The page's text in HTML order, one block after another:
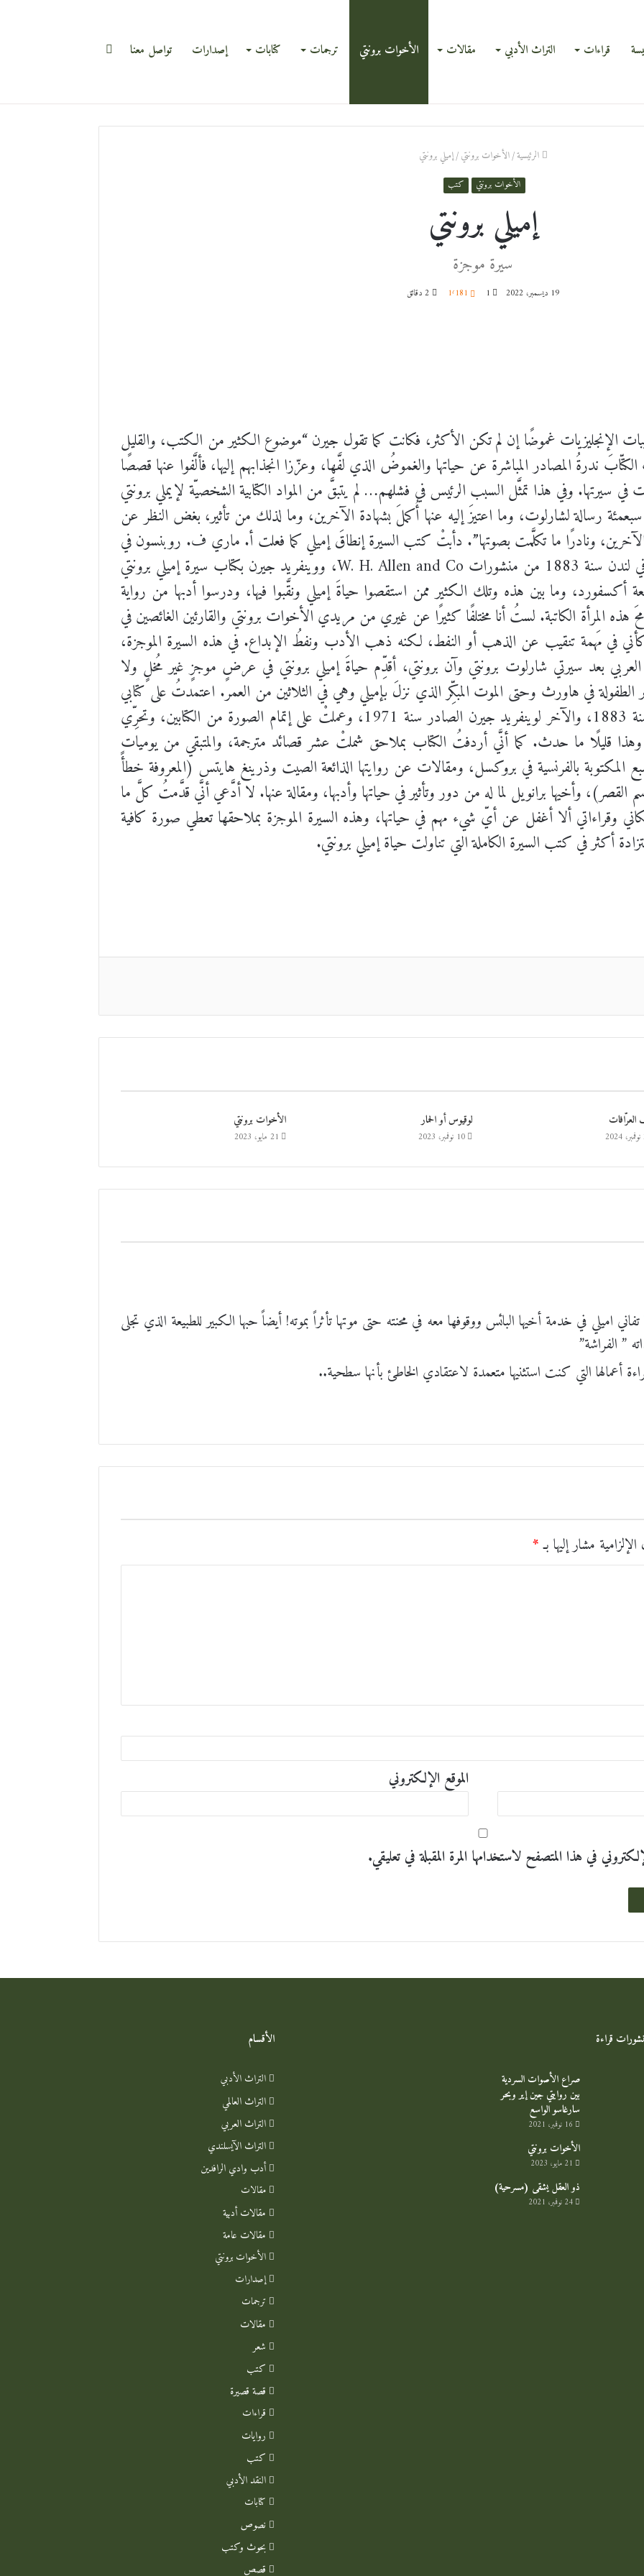
قراءات التراث الأدبي مقالات الأخوات برونتي ترجمات كتابات إصدارات تواصل معنا
الرئيسية/الأخوات برونتي/إميلي برونتي
الأخوات برونتي كتب
إميلي برونتي
سيرة موجزة
19 ديسمبر، 2022 1 1٬181
الإنجليزيات غموضًا إن لم تكن الأكثر، فكانت كما تقول جيرن “موضوع الكثير من الكتب، والقليل
ندرةُ المصادر المباشرة عن حياتها والغموضُ الذي لفَّها، وعزّزا انجذابهم إليها، فألَّفوا عنها قصصًا
في سيرتها. وفي هذا تمثَّل السبب الرئيس في فشلهم… لم يتبقَّ من المواد الكتابية الشخصيّة لإيملي برونتي
رسالة لشارلوت، وما اعتيزَ إليه عنها أُكملَ بشهادة الآخرين، وما لذلك من تأثير، بغض النظر عن
ونادرًا ما تكلَّمت بصوتها”. دأبتْ كتب السيرة إنطاقَ إميلي كما فعلت أ. ماري ف. روبنسون في
أول سيرة ذاتية تتبع حياة إميلي نشرت في لندن سنة 1883 من منشورات W. H. Allen and Co، ووينفريد جيرن بكتاب سيرة إميلي برونتي
جامعة أكسفورد، وما بين هذه وتلك الكثير ممن استقصوا حياةَ إميلي ونقَّبوا فيها، ودرسوا أدبها من رواية
المرأة الكاتبة. لستُ أنا مختلفًا كثيرًا عن غيري من مريدي الأخوات برونتي والقارئين الغائصين في
في مَهمة تنقيب عن الذهب أو النفط، لكنه ذهب الأدب ونفطُ الإبداع. في هذه السيرة الموجزة،
العربي بعد سيرتي شارلوت برونتي وآن برونتي، أقدِّم حياةَ إميلي برونتي في عرضٍ موجزٍ غير مُخلٍ ولا
في هاورث وحتى الموت المبكِّر الذي نزلَ بإميلي وهي في الثلاثين من العمر. اعتمدتُ على كتابي
سيرة، الأول لماري روبنسون الصادرِ سنة 1883، والآخر لوينفريد جيرن الصادر سنة 1971، وعملتْ على إتمام الصورة من الكتابين، وتحرِّي
وهذا قليلًا ما حدث. كما أنَّي أردفتُ الكتاب بملاحق شملتْ عشر قصائد مترجمة، والمتبقي من يوميات
المكتوبة بالفرنسية في بروكسل، ومقالات عن روايتها الذائعة الصيت وذرينغ هايتس (المعروفة خطأً
وأخيها برانويل لما له من دور وتأثير في حياتها وأدبها، ومقالة عنها. لا أدَّعي أنَّي قدَّمتُ كلَّ ما
وقراءاتي ألا أغفل عن أيّ شيء مهم في حياتها، وهذه السيرة الموجزة بملاحقها تعطي صورة كافية
أكثر في كتب السيرة الكاملة التي تناولت حياة إميلي برونتي.
لوقيوس أو الحمار
10 نوفمبر، 2023
الأخوات برونتي
21 مايو، 2023
اميلي في خدمة أخيها البائس ووقوفها معه في محنته حتى موتها تأثراً بموته! أيضاً حبها الكبير للطبيعة الذي تجلى
” الفراشة”
أعمالها التي كنت استثنيها متعمدة لاعتقادي الخاطئ بأنها سطحية..
مشار إليها بـ*
الموقع الإلكتروني
في هذا المتصفح لاستخدامها المرة المقبلة في تعليقي.
قراءة
صراع الأصوات السردية
بين روايتي جين إير وبحر
سارغاسو الواسع
16 نوفمبر، 2021
الأخوات برونتي
21 مايو، 2023
ذو العقل يشقى (مسرحية)
24 نوفمبر، 2021
الأقسام
التراث الأدبي
التراث العالمي
التراث العربي
التراث الآيسلندي
أدب وادي الرافدين
مقالات
مقالات أدبية
مقالات عامة
الأخوات برونتي
إصدارات
ترجمات
مقالات
شعر
كتب
قصة قصيرة
قراءات
روايات
كتب
النقد الأدبي
كتابات
نصوص
بحوث وكتب
قصص